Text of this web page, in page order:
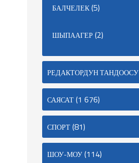
БАЛЧЕЛЕК(5)
ШЫПААГЕР(2)
РЕДАКТОРДУН ТАНДООСУ
САЯСАТ(1 676)
СПОРТ(81)
ШОУ-МОУ(114)